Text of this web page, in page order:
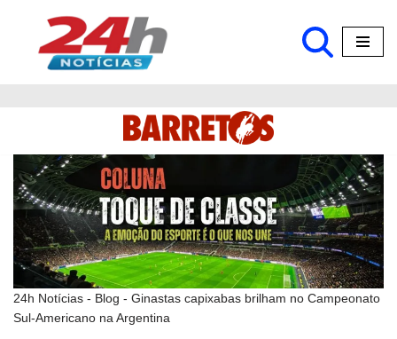
Pular
24h Notícias - Blog - Ginastas capixabas brilham no Campeonato
Sul-Americano na Argentina